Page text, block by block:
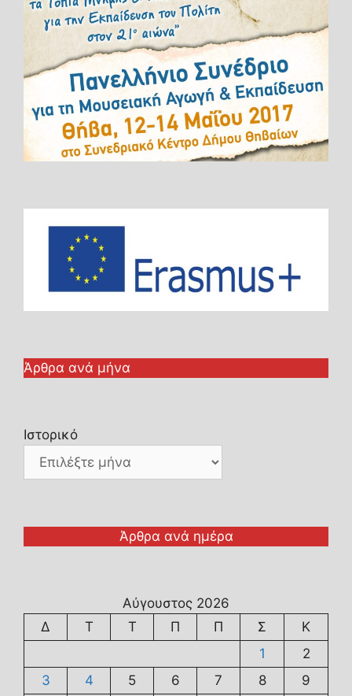
Άρθρα ανά μήνα
Ιστορικό
Άρθρα ανά ημέρα
Αύγουστος 2026
Δ
Τ Τ Π Π Σ
Κ
1
2
3
4 5 6 7 8 9